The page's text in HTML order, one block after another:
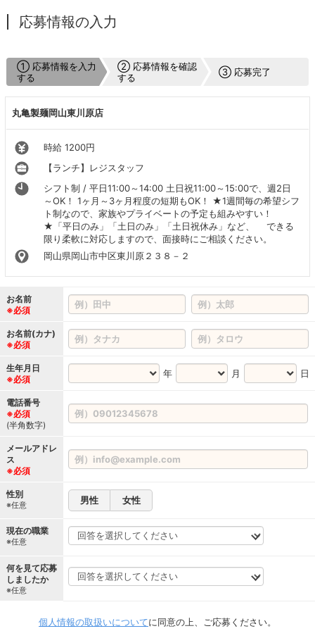
応募情報の入力
① 応募情報を入力
する
② 応募情報を確認
する
③ 応募完了
丸亀製麺岡山東川原店
時給 1200円
【ランチ】レジスタッフ
シフト制 / 平日11:00～14:00 土日祝11:00～15:00で、週2日
～OK！ 1ヶ月～3ヶ月程度の短期もOK！ ★1週間毎の希望シフ
ト制なので、家族やプライベートの予定も組みやすい！
★「平日のみ」「土日のみ」「土日祝休み」など、 できる
限り柔軟に対応しますので、面接時にご相談ください。
岡山県岡山市中区東川原２３８－２
お名前
※必須
お名前(カナ)
※必須
生年月日
※必須
年 月 日
電話番号
※必須
(半角数字)
メールアドレ
ス
※必須
性別
※任意 男性 女性
現在の職業
※任意
何を見て応募
しましたか
※任意
個人情報の取扱いについてに同意の上、ご応募ください。